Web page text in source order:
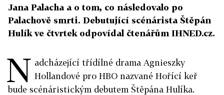
Jana Palacha a o tom, co následovalo po
Palachově smrti. Debutující scénárista Štěpán
Hulík ve čtvrtek odpovídal čtenářům IHNED.cz.
N adcházející třídílné drama Agnieszky
Hollandové pro HBO nazvané Hořící keř
bude scénáristickým debutem Štěpána Hulíka.